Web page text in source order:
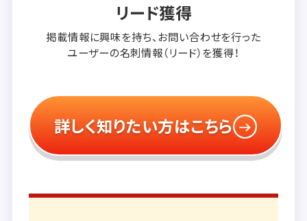
リード獲得
掲載情報に興味を持ち、 お問い合わせを行った
ユーザーの名刺情報（リード）を獲得！
詳しく知りたい方はこちら